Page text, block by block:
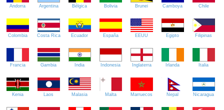
Andorra Argentina Bélgica Bolivia Brunei Camboya Chile
Colombia Costa Rica Ecuador España EEUU Egipto Filipinas
Francia Gambia India Indonesia Inglaterra Irlanda Italia
Kenia Laos Malasia Malta Marruecos Nepal Nicaragua